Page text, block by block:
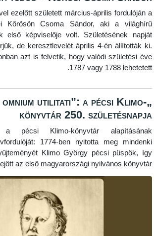
évvel ezelőtt született március-április
megyei Kőrösön Csoma Sándor, aki a
első képviselője volt.
ismerjük, de keresztlevelét április 4-én
azonban azt is felvetik, hogy valódi
1787 vagy 1788
omnium utilitati”: a pécsi
könyvtár 250.
a pécsi Klimo-könyvtár
évfordulóját: 1774-ben nyitotta meg
könyvgyűjteményét Klimo György pécsi
létrejött az első magyarországi nyilvános